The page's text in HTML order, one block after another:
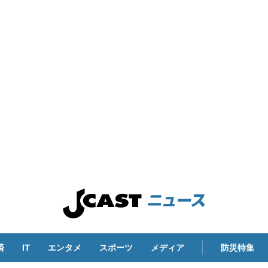
IT エンタメ スポーツ メディア 防災特集